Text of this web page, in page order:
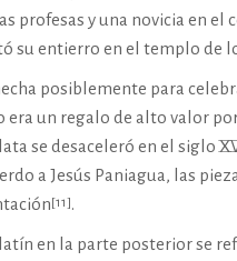
profesas y una novicia en
su entierro en el templo de
posiblemente para
era un regalo de alto valor
se desaceleró en el siglo
a Jesús Paniagua, las
[11].
en la parte posterior se